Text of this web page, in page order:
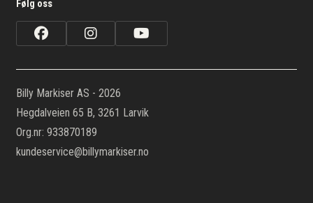
Følg oss
Billy Markiser AS - 2026
Hegdalveien 65 B, 3261 Larvik
Org.nr: 933870189
kundeservice@billymarkiser.no